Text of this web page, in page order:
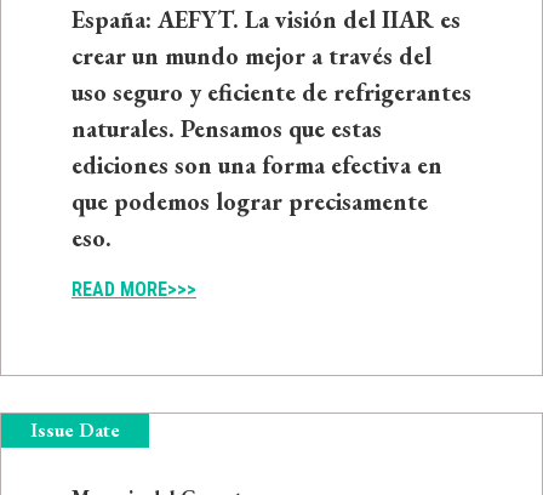
España: AEFYT. La visión del IIAR es
crear un mundo mejor a través del
uso seguro y eficiente de refrigerantes
naturales. Pensamos que estas
ediciones son una forma efectiva en
que podemos lograr precisamente
eso.
READ MORE>>>
Issue Date